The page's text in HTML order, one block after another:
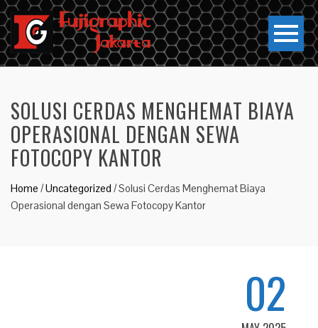
SOLUSI CERDAS MENGHEMAT BIAYA
OPERASIONAL DENGAN SEWA
FOTOCOPY KANTOR
Home /Uncategorized /Solusi Cerdas Menghemat Biaya
Operasional dengan Sewa Fotocopy Kantor
02